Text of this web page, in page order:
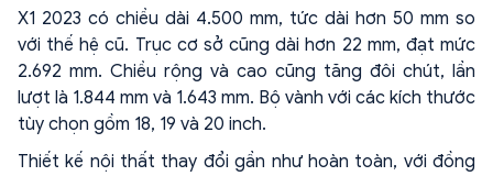
X1 2023 có chiều dài 4.500 mm, tức dài hơn 50 mm so
với thế hệ cũ. Trục cơ sở cũng dài hơn 22 mm, đạt mức
2.692 mm. Chiều rộng và cao cũng tăng đôi chút, lần
lượt là 1.844 mm và 1.643 mm. Bộ vành với các kích thước
tùy chọn gồm 18, 19 và 20 inch.
Thiết kế nội thất thay đổi gần như hoàn toàn, với đồng